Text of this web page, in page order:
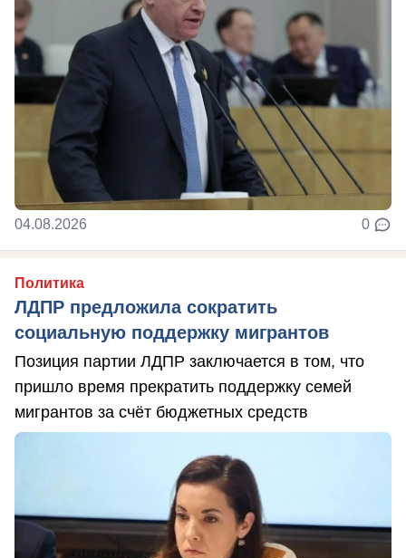
04.08.2026 0
Политика
ЛДПР предложила сократить
социальную поддержку мигрантов
Позиция партии ЛДПР заключается в том, что
пришло время прекратить поддержку семей
мигрантов за счёт бюджетных средств